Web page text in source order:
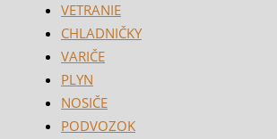
VETRANIE
CHLADNIČKY
VARIČE
PLYN
NOSIČE
PODVOZOK